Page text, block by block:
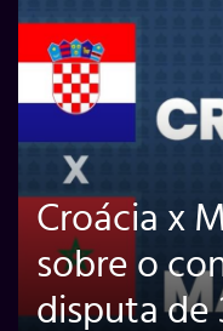
Croácia x
sobre o
disputa de